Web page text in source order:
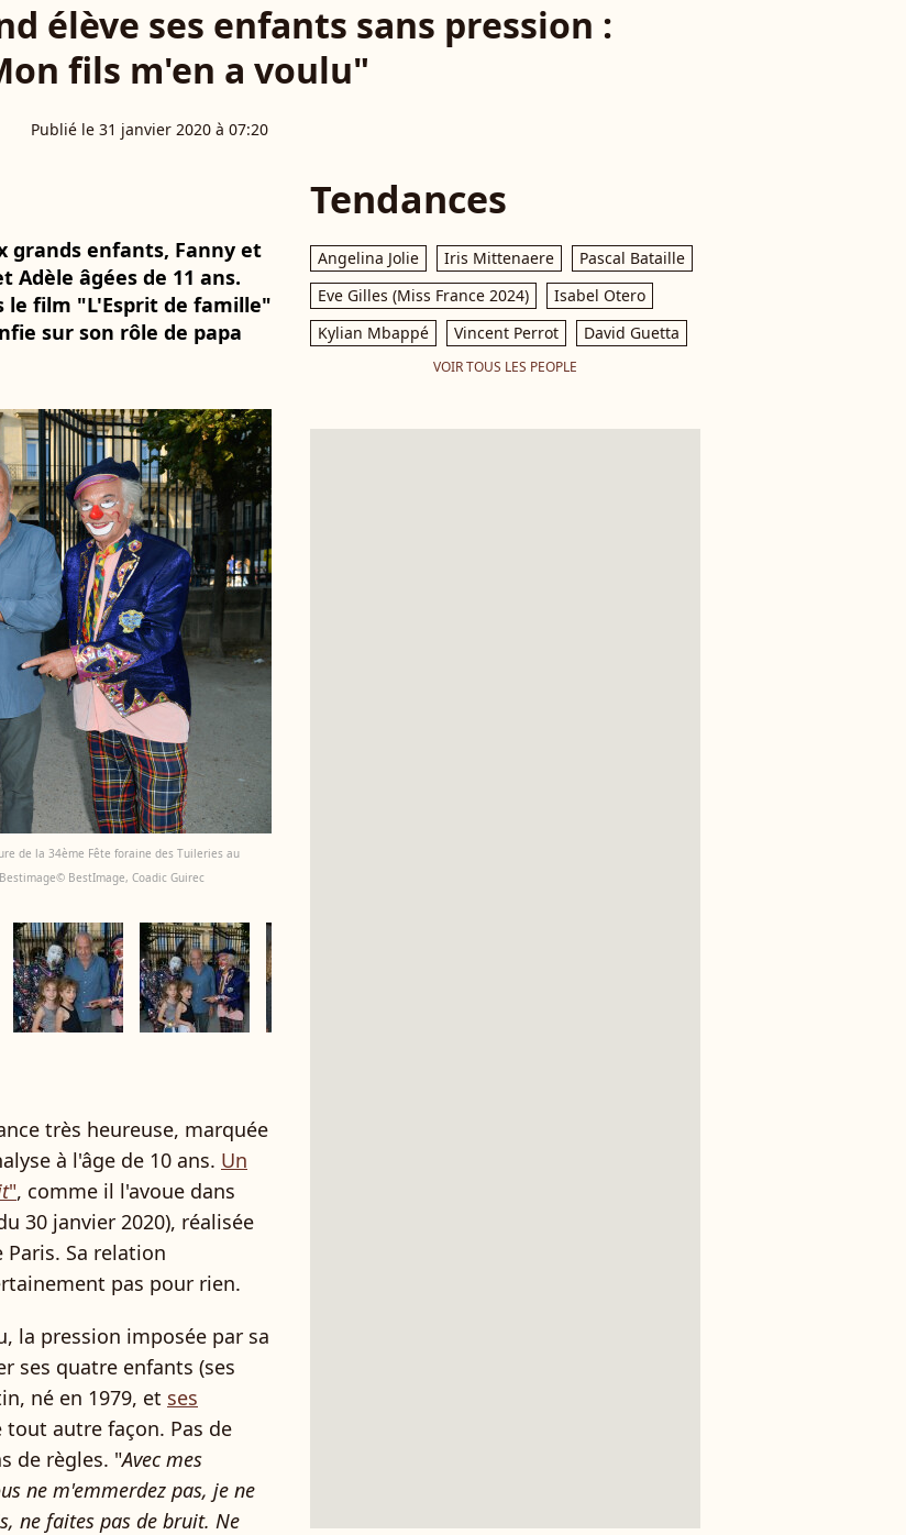
élève ses enfants sans pression :
fils m'en a voulu"
Publié le 31 janvier 2020 à 07:20
grands enfants, Fanny et
Adèle âgées de 11 ans.
le film "L'Esprit de famille"
sur son rôle de papa
de la 34ème Fête foraine des Tuileries au
BestImage, Coadic Guirec
très heureuse, marquée
à l'âge de 10 ans. Un
", comme il l'avoue dans
30 janvier 2020), réalisée
Sa relation
pas pour rien.
la pression imposée par sa
ses quatre enfants (ses
né en 1979, et ses
tout autre façon. Pas de
de règles. "Avec mes
ne m'emmerdez pas, je ne
ne faites pas de bruit. Ne
Tendances
Angelina Jolie Iris Mittenaere
Pascal Bataille
Eve Gilles (Miss France 2024)
Isabel Otero
Kylian Mbappé
Vincent Perrot David Guetta
VOIR TOUS LES PEOPLE